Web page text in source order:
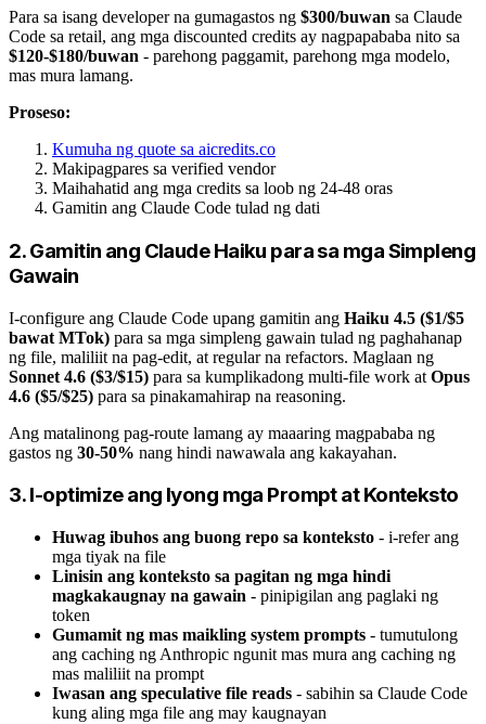
Para sa isang developer na gumagastos ng $300/buwan sa Claude
Code sa retail, ang mga discounted credits ay nagpapababa nito sa
$120-$180/buwan - parehong paggamit, parehong mga modelo,
mas mura lamang.
Proseso:
Kumuha ng quote sa aicredits.co
Makipagpares sa verified vendor
Maihahatid ang mga credits sa loob ng 24-48 oras
Gamitin ang Claude Code tulad ng dati
2. Gamitin ang Claude Haiku para sa mga Simpleng
Gawain
I-configure ang Claude Code upang gamitin ang Haiku 4.5 ($1/$5
bawat MTok) para sa mga simpleng gawain tulad ng paghahanap
ng file, maliliit na pag-edit, at regular na refactors. Maglaan ng
Sonnet 4.6 ($3/$15) para sa kumplikadong multi-file work at Opus
4.6 ($5/$25) para sa pinakamahirap na reasoning.
Ang matalinong pag-route lamang ay maaaring magpababa ng
gastos ng 30-50% nang hindi nawawala ang kakayahan.
3. I-optimize ang Iyong mga Prompt at Konteksto
Huwag ibuhos ang buong repo sa konteksto - i-refer ang
mga tiyak na file
Linisin ang konteksto sa pagitan ng mga hindi
magkakaugnay na gawain - pinipigilan ang paglaki ng
token
Gumamit ng mas maikling system prompts - tumutulong
ang caching ng Anthropic ngunit mas mura ang caching ng
mas maliliit na prompt
Iwasan ang speculative file reads - sabihin sa Claude Code
kung aling mga file ang may kaugnayan